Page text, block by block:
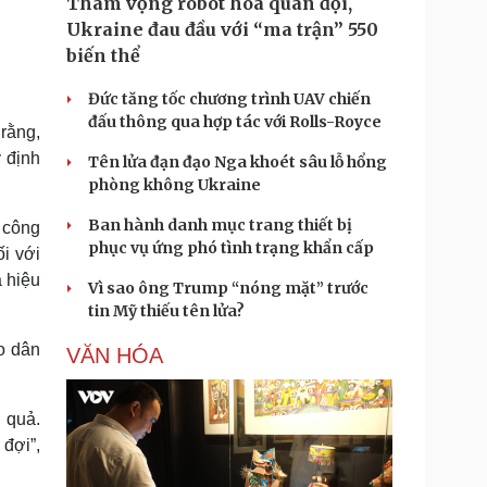
định
với
hiệu
dân
quả.
Ukraine đau đầu với “ma trận” 550
biến thể
Đức tăng tốc chương trình UAV chiến
đấu thông qua hợp tác với Rolls-Royce
Tên lửa đạn đạo Nga khoét sâu lỗ hổng
phòng không Ukraine
Ban hành danh mục trang thiết bị
phục vụ ứng phó tình trạng khẩn cấp
Vì sao ông Trump “nóng mặt” trước
tin Mỹ thiếu tên lửa?
VĂN HÓA